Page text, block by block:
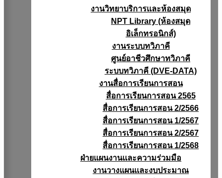
งานวิทยาบริการเเละห้องสมุด
NPT Library (ห้องสมุด
อิเล็กทรอนิกส์)
งานระบบทวิภาคี
ศูนย์อาชีวศึกษาทวิภาคี
ระบบทวิภาคี (DVE-DATA)
งานสื่อการเรียนการสอน
สื่อการเรียนการสอน 2565
สื่อการเรียนการสอน 2/2566
สื่อการเรียนการสอน 1/2567
สื่อการเรียนการสอน 2/2567
สื่อการเรียนการสอน 1/2568
ฝ่ายแผนงานเเละความร่วมมือ
งานวางแผนเเละงบประมาณ